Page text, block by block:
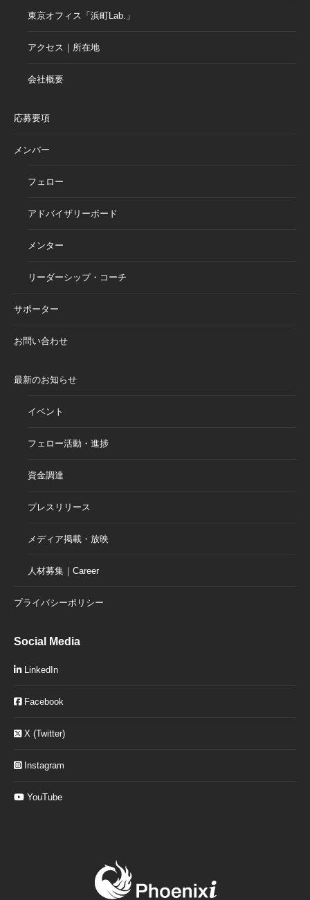
東京オフィス「浜町Lab.」
アクセス｜所在地
会社概要
応募要項
メンバー
フェロー
アドバイザリーボード
メンター
リーダーシップ・コーチ
サポーター
お問い合わせ
最新のお知らせ
イベント
フェロー活動・進捗
資金調達
プレスリリース
メディア掲載・放映
人材募集｜Career
プライバシーポリシー
Social Media
LinkedIn
Facebook
X (Twitter)
Instagram
YouTube